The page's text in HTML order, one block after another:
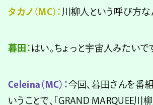
タカノ（MC）： 川柳人という呼び方な
暮田： はい。ちょっと宇宙人みたいで
Celeina（MC）：今回、暮田さんを番
いうことで、「GRAND MARQUEE川